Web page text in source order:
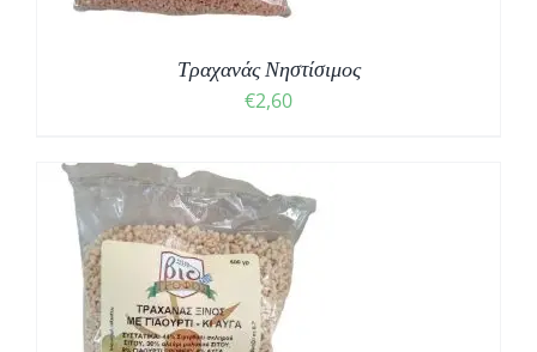
Τραχανάς Νηστίσιμος
€2,60